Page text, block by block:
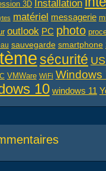
3D Installation
matériel messagerie
outlook PC photo
sauvegarde smartphone
sécurité
VMWare WiFi Windows
10 windows 11